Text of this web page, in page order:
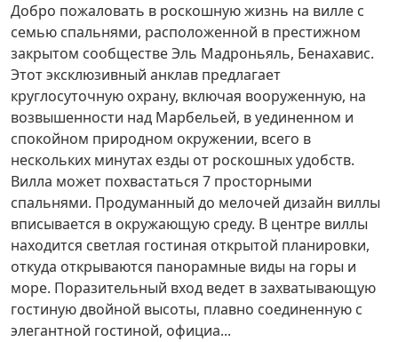
Добро пожаловать в роскошную жизнь на вилле с
семью спальнями, расположенной в престижном
закрытом сообществе Эль Мадроньяль, Бенахавис.
Этот эксклюзивный анклав предлагает
круглосуточную охрану, включая вооруженную, на
возвышенности над Марбельей, в уединенном и
спокойном природном окружении, всего в
нескольких минутах езды от роскошных удобств.
Вилла может похвастаться 7 просторными
спальнями. Продуманный до мелочей дизайн виллы
вписывается в окружающую среду. В центре виллы
находится светлая гостиная открытой планировки,
откуда открываются панорамные виды на горы и
море. Поразительный вход ведет в захватывающую
гостиную двойной высоты, плавно соединенную с
элегантной гостиной, официа...